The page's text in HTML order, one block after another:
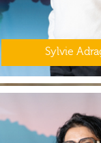
Sylvie